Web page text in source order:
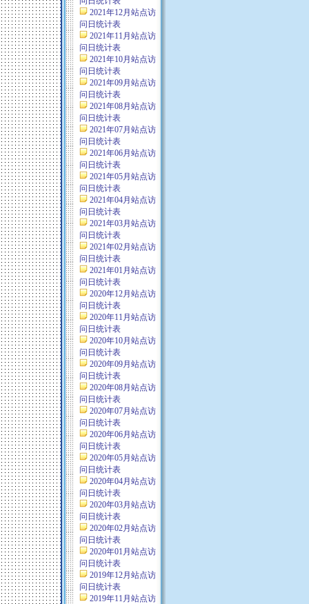
2021年12月站点访
问日统计表
2021年11月站点访
问日统计表
2021年10月站点访
问日统计表
2021年09月站点访
问日统计表
2021年08月站点访
问日统计表
2021年07月站点访
问日统计表
2021年06月站点访
问日统计表
2021年05月站点访
问日统计表
2021年04月站点访
问日统计表
2021年03月站点访
问日统计表
2021年02月站点访
问日统计表
2021年01月站点访
问日统计表
2020年12月站点访
问日统计表
2020年11月站点访
问日统计表
2020年10月站点访
问日统计表
2020年09月站点访
问日统计表
2020年08月站点访
问日统计表
2020年07月站点访
问日统计表
2020年06月站点访
问日统计表
2020年05月站点访
问日统计表
2020年04月站点访
问日统计表
2020年03月站点访
问日统计表
2020年02月站点访
问日统计表
2020年01月站点访
问日统计表
2019年12月站点访
问日统计表
2019年11月站点访